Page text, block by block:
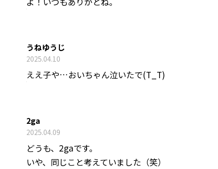
うねゆうじ
2025.04.10
ええ子や…おいちゃん泣いたで(T_T)
2ga
2025.04.09
どうも、2gaです。
いや、同じこと考えていました（笑）